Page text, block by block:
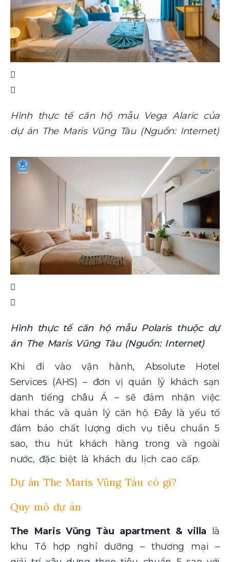
Hình thực tế căn hộ mẫu Vega Alaric của
dự án The Maris Vũng Tàu (Nguồn: Internet)
Hình thực tế căn hộ mẫu Polaris thuộc dự
án The Maris Vũng Tàu (Nguồn: Internet)
Khi đi vào vận hành, Absolute Hotel
Services (AHS) – đơn vị quản lý khách sạn
danh tiếng châu Á – sẽ đảm nhận việc
khai thác và quản lý căn hộ. Đây là yếu tố
đảm bảo chất lượng dịch vụ tiêu chuẩn 5
sao, thu hút khách hàng trong và ngoài
nước, đặc biệt là khách du lịch cao cấp.
Dự án The Maris Vũng Tàu có gì?
Quy mô dự án
The Maris Vũng Tàu apartment & villa là
khu Tổ hợp nghỉ dưỡng – thương mại –